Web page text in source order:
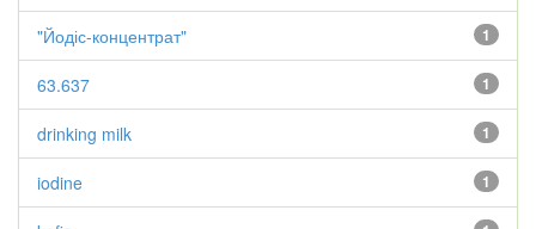
1
"Йодіс-концентрат"
1
63.637
1
drinking milk
1
iodine